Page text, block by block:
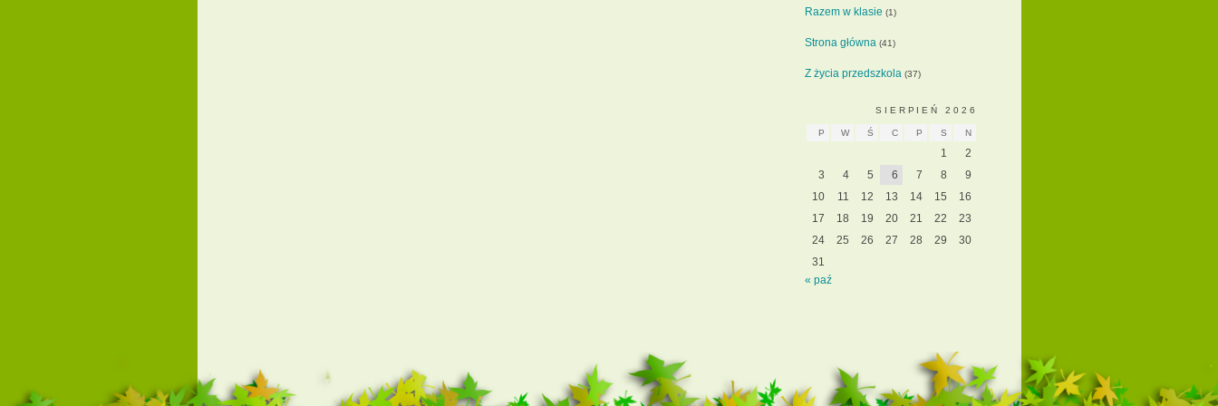
Razem w klasie (1)
Strona główna(41)
Z życia przedszkola(37)
SIERPIEŃ 2026
P W Ś C P S N
1
2
3
4 5 6 7 8
9
10
11 12 13 14 15
16
17
18 19 20 21 22
23
24
25 26 27 28 29
30
31
« paź